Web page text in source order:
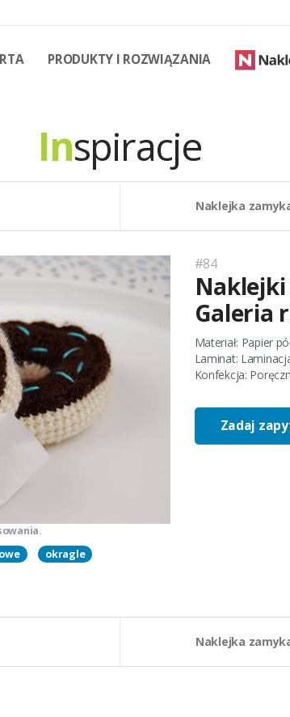
PRODUKTY I ROZWIĄZANIA
Inspiracje
Naklejka
okragle
#84
Galeria
Materiał: Papier
Laminat:
Konfekcja:
Zadaj
Naklejka